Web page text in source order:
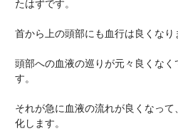
たはずです。
首から上の頭部にも血行は良くなり
頭部への血液の巡りが元々良くな
す。
それが急に血液の流れが良くなっ
化します。